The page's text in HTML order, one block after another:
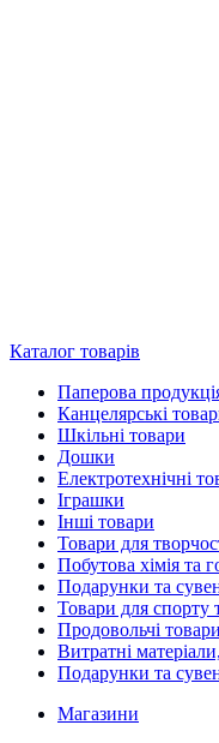
Каталог товарів
Паперова
Канцелярські
Шкільні товари
Дошки
Електротехнічні
Іграшки
Інші товари
Товари для
Побутова хімія та
Подарунки та
Товари для спорту
Продовольчі товари
Витратні
Подарунки та
Магазини